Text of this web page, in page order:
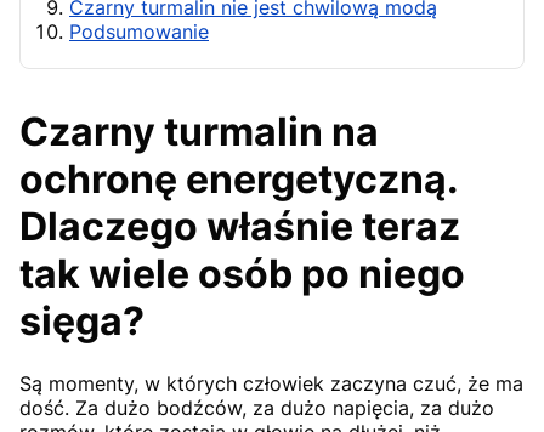
Czarny turmalin nie jest chwilową modą
Podsumowanie
Czarny turmalin na
ochronę energetyczną.
Dlaczego właśnie teraz
tak wiele osób po niego
sięga?
Są momenty, w których człowiek zaczyna czuć, że ma
dość. Za dużo bodźców, za dużo napięcia, za dużo